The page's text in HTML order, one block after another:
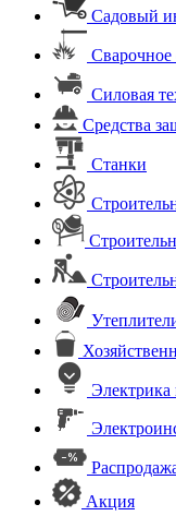
Садовый
Сварочное
Силовая
Средства
Станки
Электрика
Акция